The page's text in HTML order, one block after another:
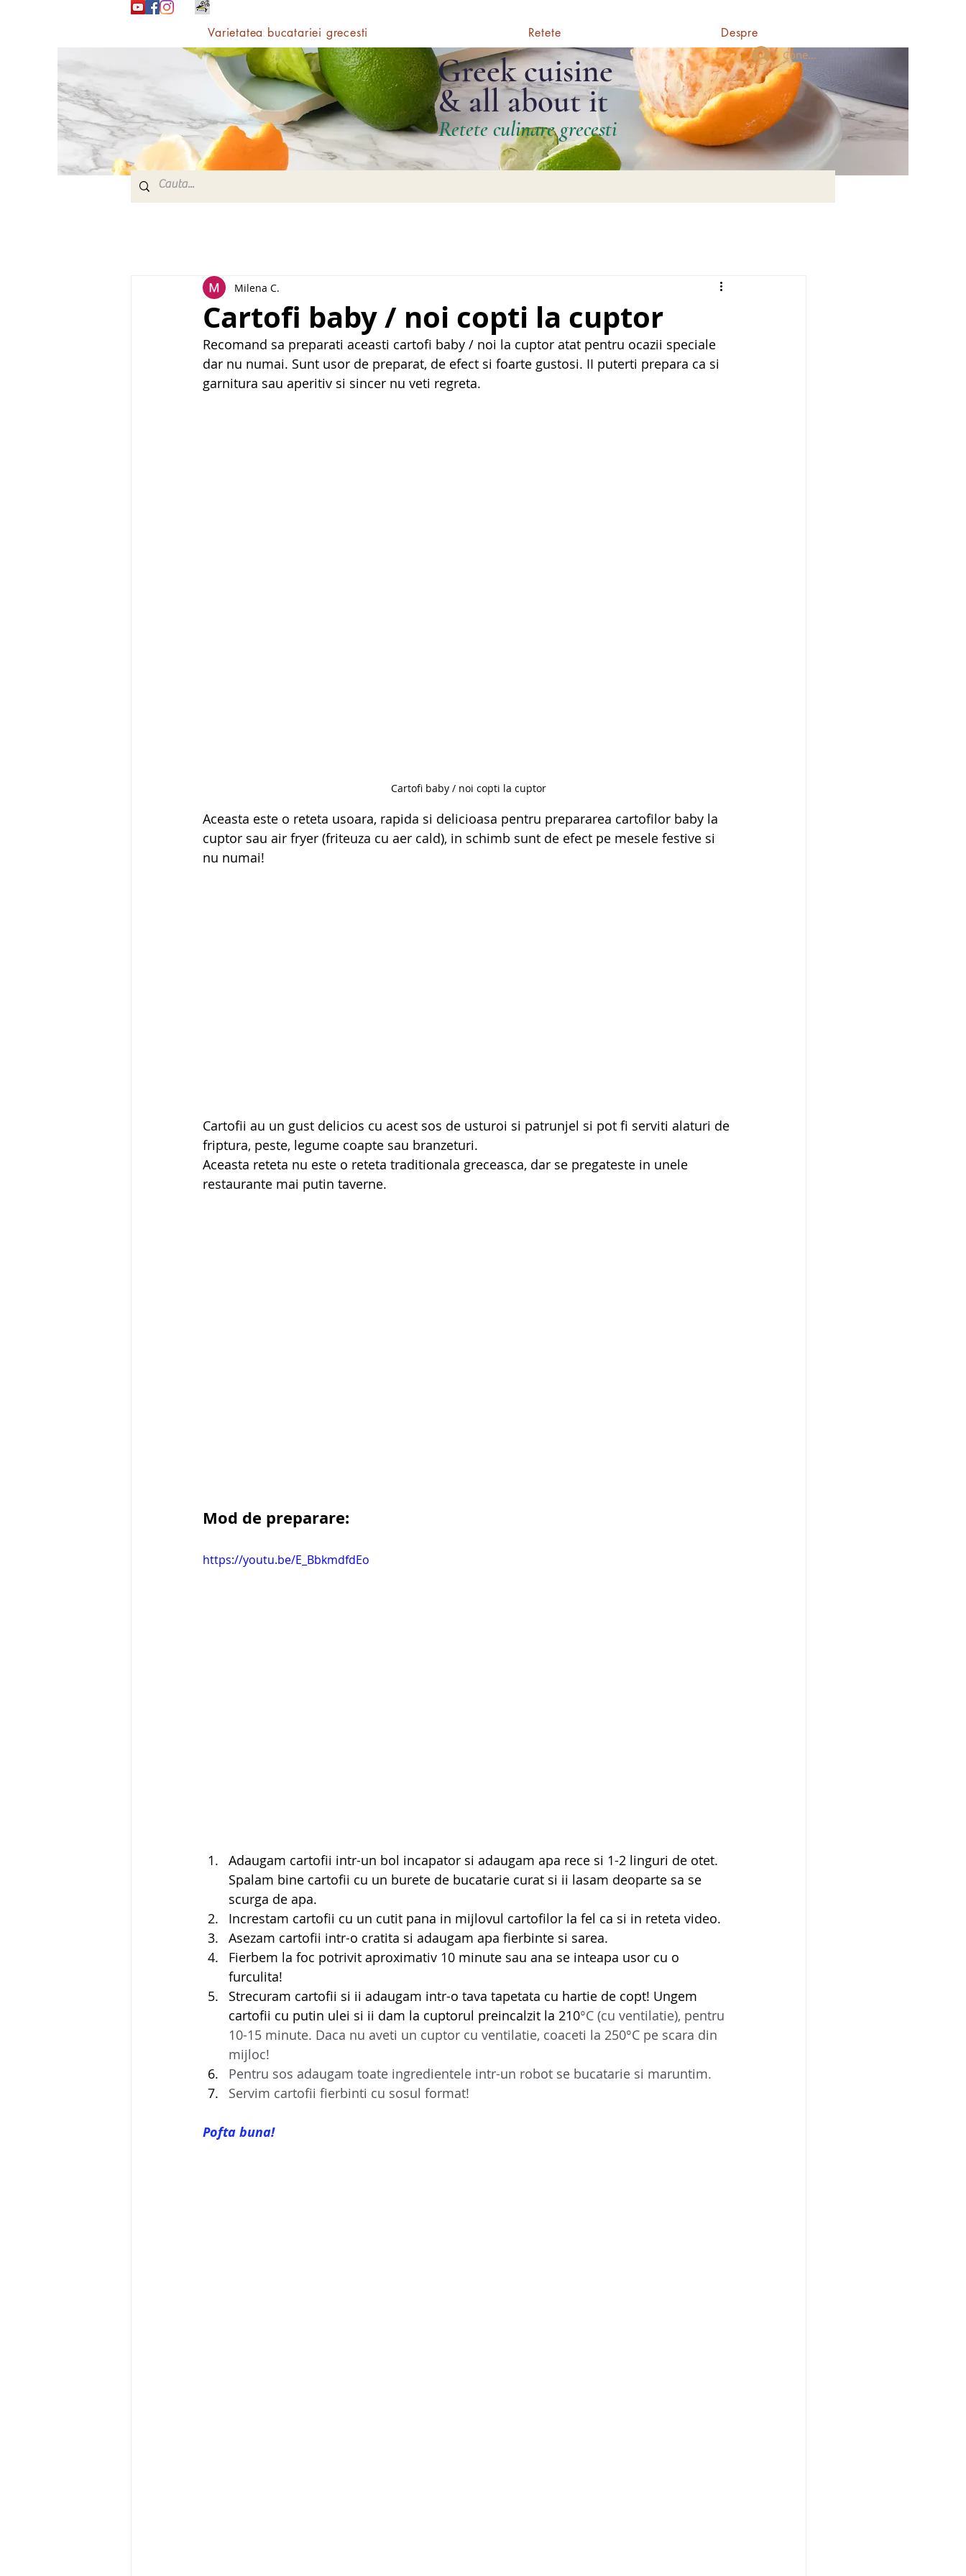
Varietatea bucatariei grecesti Retete Despre
Greek cuisine
& all about it
Retete culinare grecesti
Conectează-te
Cartofi baby / noi copti la cuptor
Milena C.
Recomand sa preparati aceasti cartofi baby / noi la cuptor atat pentru ocazii speciale
dar nu numai. Sunt usor de preparat, de efect si foarte gustosi. II puterti prepara ca si
garnitura sau aperitiv si sincer nu veti regreta.
Cartofi baby / noi copti la cuptor
Aceasta este o reteta usoara, rapida si delicioasa pentru prepararea cartofilor baby la
cuptor sau air fryer (friteuza cu aer cald), in schimb sunt de efect pe mesele festive si
nu numai!
Cartofii au un gust delicios cu acest sos de usturoi si patrunjel si pot fi serviti alaturi de
friptura, peste, legume coapte sau branzeturi.
Aceasta reteta nu este o reteta traditionala greceasca, dar se pregateste in unele
restaurante mai putin taverne.
Mod de preparare:
https://youtu.be/E_BbkmdfdEo
Adaugam cartofii intr-un bol incapator si adaugam apa rece si 1-2 linguri de otet.
Spalam bine cartofii cu un burete de bucatarie curat si ii lasam deoparte sa se
scurga de apa.
Increstam cartofii cu un cutit pana in mijlovul cartofilor la fel ca si in reteta video.
Asezam cartofii intr-o cratita si adaugam apa fierbinte si sarea.
Fierbem la foc potrivit aproximativ 10 minute sau ana se inteapa usor cu o
furculita!
Strecuram cartofii si ii adaugam intr-o tava tapetata cu hartie de copt! Ungem
cartofii cu putin ulei si ii dam la cuptorul preincalzit la 210°C (cu ventilatie), pentru
10-15 minute. Daca nu aveti un cuptor cu ventilatie, coaceti la 250°C pe scara din
mijloc!
Pentru sos adaugam toate ingredientele intr-un robot se bucatarie si maruntim.
Servim cartofii fierbinti cu sosul format!
Pofta buna!